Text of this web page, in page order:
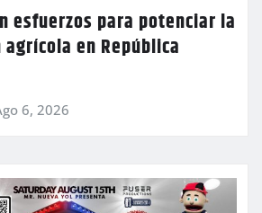
esfuerzos para potenciar la
en República
6, 2026